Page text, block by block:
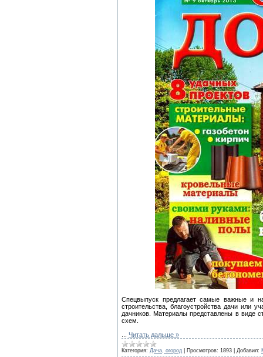
Спецвыпуск предлагает самые важные и
строительства, благоустройства дачи или
дачников. Материалы представлены в виде
схем.
Читать дальше »
Категория: Дача, огород Просмотров: 1893 Добавил: